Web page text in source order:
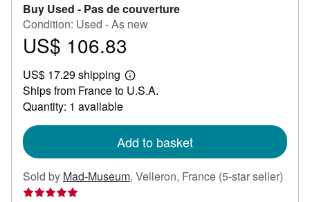
Buy Used - Pas de couverture
Condition: Used - As new
Price
106.83
US$ 106.83
US$ 17.29 shipping
Learn
more
Ships from France to U.S.A.
Quantity: 1 available
Add to basket
Sold by Mad-Museum, Velleron, France (5-star seller)